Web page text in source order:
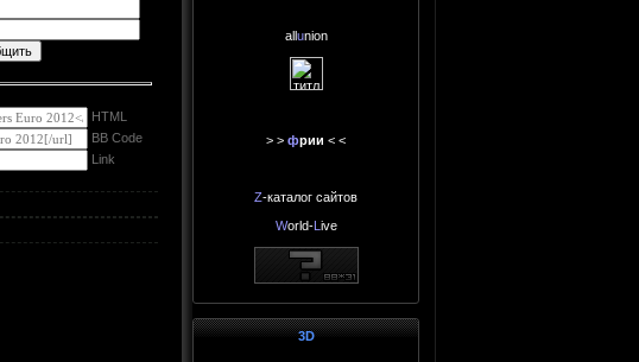
HTML
BB Code
Link
allunion
> > фрии < <
Z-каталог сайтов
World-L ive
3D